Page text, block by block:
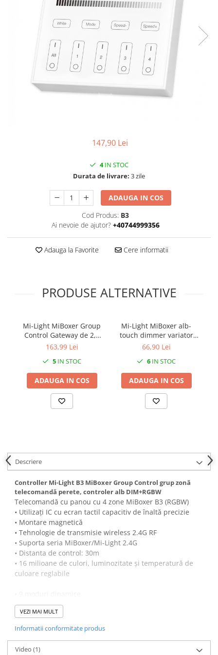
147,90 Lei
4IN STOC
Durata de livrare: 3 zile
ADAUGA IN COS
Cod Produs: B3
Ai nevoie de ajutor? +40744999356
Adauga la Favorite Cere informatii
PRODUSE ALTERNATIVE
Mi-Light MiBoxer Group
Control Gateway de 2,4
GHz pentru controlul
WL-Box2
163,99 Lei
5 IN STOC
ADAUGA IN COS
Mi-Light MiBoxer alb-
touch dimmer variator
telecomandă DIM FUT087
66,90 Lei
6 IN STOC
ADAUGA IN COS
Descriere
Controller Mi-Light B3 MiBoxer Group Control grup zonă
telecomandă perete, controler alb DIM+RGBW
Telecomandă cu panou cu 4 zone MiBoxer B3 (RGBW)
• Utilizați IC cu ecran tactil capacitiv de înaltă precizie
• Montare magnetică
• Tehnologie de transmisie wireless 2.4G RF
• Suporta seria MiBoxer/Mi-Light 2.4G
• Distanta de control: 30m
• 16 milioane de culori, luminozitate și temperatură de
culoare reglabile
- Diferite moduri dinamice pot fi utilizate pentru diferite
aplicații
• Control individual pe 4 zone:
- Fiecare zonă controlează nenumărate lumini sau
controlere
VEZI MAI MULT
Informatii conformitate produs
Video (1)